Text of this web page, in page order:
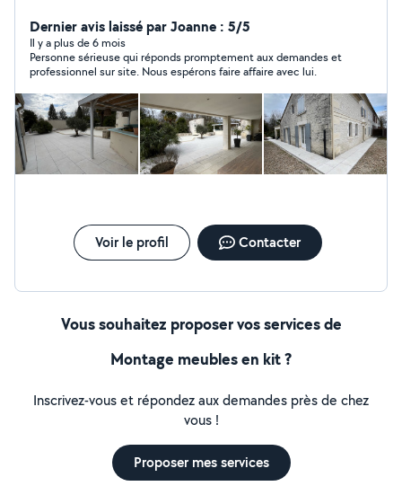
Dernier avis laissé par Joanne : 5/5
Il y a plus de 6 mois
Personne sérieuse qui réponds promptement aux demandes et
professionnel sur site. Nous espérons faire affaire avec lui.
Voir le profil Contacter
Vous souhaitez proposer vos services de
Montage meubles en kit ?
Inscrivez-vous et répondez aux demandes près de chez
vous !
Proposer mes services